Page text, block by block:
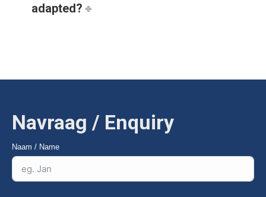
adapted?
Navraag / Enquiry
Naam / Name